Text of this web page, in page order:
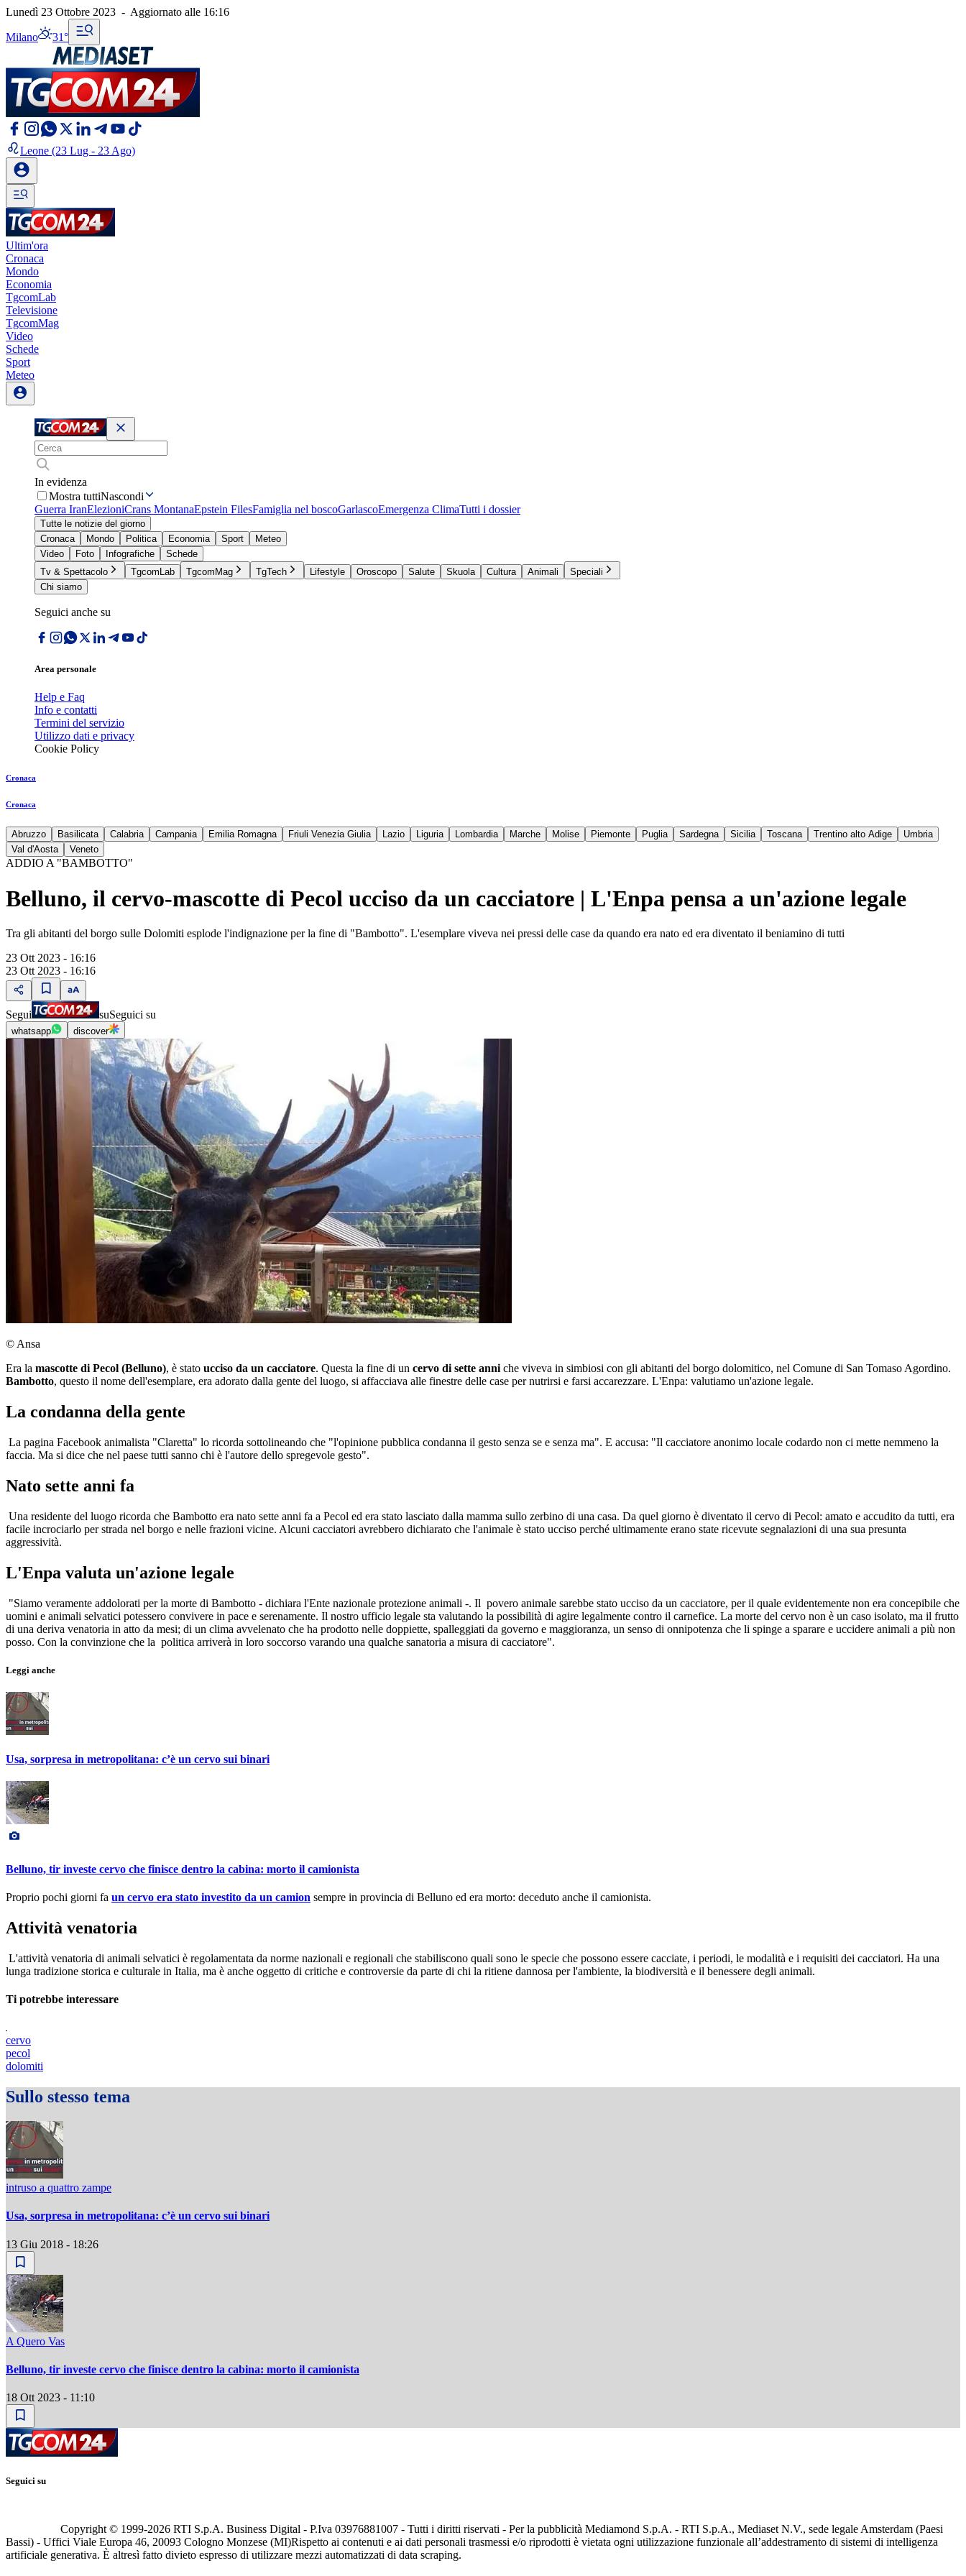
Lunedì 23 Ottobre 2023 - Aggiornato alle 16:16
Milano 31°
Leone (23 Lug - 23 Ago)
Ultim'ora
Cronaca
Mondo
Economia
TgcomLab
Televisione
TgcomMag
Video
Schede
Sport
Meteo
In evidenza
Mostra tuttiNascondi
Guerra IranElezioniCrans MontanaEpstein FilesFamiglia nel boscoGarlascoEmergenza ClimaTutti i dossier
Tutte le notizie del giorno
Cronaca
Mondo Politica Economia Sport
Meteo
Video
Foto Infografiche
Schede
Tv & Spettacolo
TgcomLab TgcomMag TgTech Lifestyle Oroscopo Salute Skuola Cultura Animali
Speciali
Chi siamo
Seguici anche su
Area personale
Help e Faq
Info e contatti
Termini del servizio
Utilizzo dati e privacy
Cookie Policy
Cronaca
Cronaca
Abruzzo Basilicata Calabria Campania Emilia Romagna Friuli Venezia Giulia Lazio Liguria Lombardia Marche Molise Piemonte Puglia Sardegna Sicilia Toscana Trentino alto Adige
Umbria
Val d'Aosta
Veneto
ADDIO A "BAMBOTTO"
Belluno, il cervo-mascotte di Pecol ucciso da un cacciatore | L'Enpa pensa a un'azione legale
Tra gli abitanti del borgo sulle Dolomiti esplode l'indignazione per la fine di "Bambotto". L'esemplare viveva nei pressi delle case da quando era nato ed era diventato il beniamino di tutti
23 Ott 2023 - 16:16
23 Ott 2023 - 16:16
Segui suSeguici su
whatsapp discover
© Ansa
Era la mascotte di Pecol (Belluno), è stato ucciso da un cacciatore. Questa la fine di un cervo di sette anni che viveva in simbiosi con gli abitanti del borgo dolomitico, nel Comune di San Tomaso Agordino.
Bambotto, questo il nome dell'esemplare, era adorato dalla gente del luogo, si affacciava alle finestre delle case per nutrirsi e farsi accarezzare. L'Enpa: valutiamo un'azione legale.
La condanna della gente
La pagina Facebook animalista "Claretta" lo ricorda sottolineando che "l'opinione pubblica condanna il gesto senza se e senza ma". E accusa: "Il cacciatore anonimo locale codardo non ci mette nemmeno la
faccia. Ma si dice che nel paese tutti sanno chi è l'autore dello spregevole gesto".
Nato sette anni fa
Una residente del luogo ricorda che Bambotto era nato sette anni fa a Pecol ed era stato lasciato dalla mamma sullo zerbino di una casa. Da quel giorno è diventato il cervo di Pecol: amato e accudito da tutti, era
facile incrociarlo per strada nel borgo e nelle frazioni vicine. Alcuni cacciatori avrebbero dichiarato che l'animale è stato ucciso perché ultimamente erano state ricevute segnalazioni di una sua presunta
aggressività.
L'Enpa valuta un'azione legale
"Siamo veramente addolorati per la morte di Bambotto - dichiara l'Ente nazionale protezione animali -. Il povero animale sarebbe stato ucciso da un cacciatore, per il quale evidentemente non era concepibile che
uomini e animali selvatici potessero convivere in pace e serenamente. Il nostro ufficio legale sta valutando la possibilità di agire legalmente contro il carnefice. La morte del cervo non è un caso isolato, ma il frutto
di una deriva venatoria in atto da mesi; di un clima avvelenato che ha prodotto nelle doppiette, spalleggiati da governo e maggioranza, un senso di onnipotenza che li spinge a sparare e uccidere animali a più non
posso. Con la convinzione che la politica arriverà in loro soccorso varando una qualche sanatoria a misura di cacciatore".
Leggi anche
Usa, sorpresa in metropolitana: c’è un cervo sui binari
Belluno, tir investe cervo che finisce dentro la cabina: morto il camionista
Proprio pochi giorni fa un cervo era stato investito da un camion sempre in provincia di Belluno ed era morto: deceduto anche il camionista.
Attività venatoria
L'attività venatoria di animali selvatici è regolamentata da norme nazionali e regionali che stabiliscono quali sono le specie che possono essere cacciate, i periodi, le modalità e i requisiti dei cacciatori. Ha una
lunga tradizione storica e culturale in Italia, ma è anche oggetto di critiche e controversie da parte di chi la ritiene dannosa per l'ambiente, la biodiversità e il benessere degli animali.
Ti potrebbe interessare
cervo
pecol
dolomiti
Sullo stesso tema
intruso a quattro zampe
Usa, sorpresa in metropolitana: c’è un cervo sui binari
13 Giu 2018 - 18:26
A Quero Vas
Belluno, tir investe cervo che finisce dentro la cabina: morto il camionista
18 Ott 2023 - 11:10
Seguici su
Copyright © 1999-2026 RTI S.p.A. Business Digital - P.Iva 03976881007 - Tutti i diritti riservati - Per la pubblicità Mediamond S.p.A. - RTI S.p.A., Mediaset N.V., sede legale Amsterdam (Paesi
Bassi) - Uffici Viale Europa 46, 20093 Cologno Monzese (MI)Rispetto ai contenuti e ai dati personali trasmessi e/o riprodotti è vietata ogni utilizzazione funzionale all’addestramento di sistemi di intelligenza
artificiale generativa. È altresì fatto divieto espresso di utilizzare mezzi automatizzati di data scraping.